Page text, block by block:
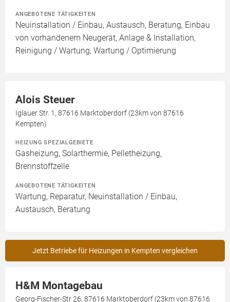
ANGEBOTENE TÄTIGKEITEN
Neuinstallation / Einbau, Austausch, Beratung, Einbau
von vorhandenem Neugerät, Anlage & Installation,
Reinigung / Wartung, Wartung / Optimierung
Alois Steuer
Iglauer Str. 1, 87616 Marktoberdorf (23km von 87616
Kempten)
HEIZUNG SPEZIALGEBIETE
Gasheizung, Solarthermie, Pelletheizung,
Brennstoffzelle
ANGEBOTENE TÄTIGKEITEN
Wartung, Reparatur, Neuinstallation / Einbau,
Austausch, Beratung
Jetzt Betriebe für Heizungen in Kempten vergleichen
H&M Montagebau
Georg-Fischer-Str 26, 87616 Marktoberdorf (23km von 87616